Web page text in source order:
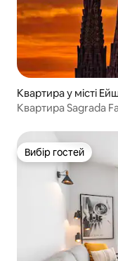
Квартира у місті
Квартира Sagrada
Вибір гостей
Вибір гостей